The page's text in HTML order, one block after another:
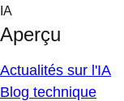
Skip
content
IA
Aperçu
Actualités sur l'IA
Blog technique